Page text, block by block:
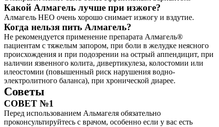
Какой Алмагель лучше при изжоге?
Алмагель НЕО очень хорошо снимает изжогу и вздутие.
Когда нельзя пить Алмагель?
Не рекомендуется применение препарата Алмагель®
пациентам с тяжелым запором, при боли в желудке неясного
происхождения и при подозрении на острый аппендицит, при
наличии язвенного колита, дивертикулеза, колостомии или
илеостомии (повышенный риск нарушения водно-
электролитного баланса), при хронической диарее.
Советы
СОВЕТ №1
Перед использованием Альмагеля обязательно
проконсультируйтесь с врачом, особенно если у вас есть